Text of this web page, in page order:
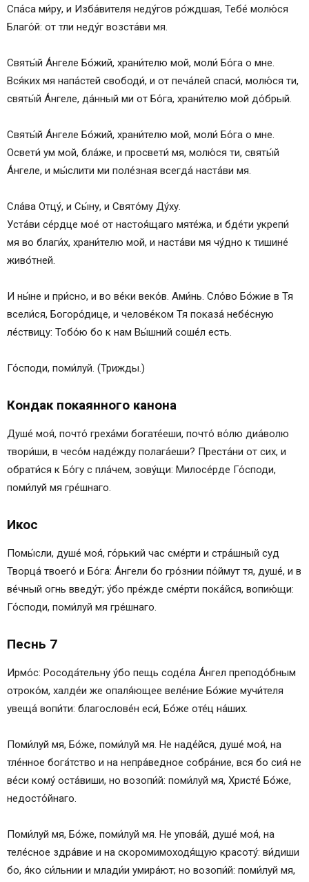
Спа́са ми́ру, и Изба́вителя неду́гов ро́ждшая, Тебе́ молю́ся
Благо́й: от тли неду́г возста́ви мя.
Святы́й А́нгеле Бо́жий, храни́телю мой, моли́ Бо́га о мне.
Вся́ких мя напа́стей свободи́, и от печа́лей спаси́, молю́ся ти,
святы́й А́нгеле, да́нный ми от Бо́га, храни́телю мой до́брый.
Святы́й А́нгеле Бо́жий, храни́телю мой, моли́ Бо́га о мне.
Освети́ ум мой, бла́же, и просвети́ мя, молю́ся ти, святы́й
А́нгеле, и мы́слити ми поле́зная всегда́ наста́ви мя.
Сла́ва Отцу́, и Сы́ну, и Свято́му Ду́ху.
Уста́ви се́рдце мое́ от настоя́щаго мяте́жа, и бде́ти укрепи́
мя во благи́х, храни́телю мой, и наста́ви мя чу́дно к тишине́
живо́тней.
И ны́не и при́сно, и во ве́ки веко́в. Ами́нь. Сло́во Бо́жие в Тя
всели́ся, Богоро́дице, и челове́ком Тя показа́ небе́сную
ле́ствицу: Тобо́ю бо к нам Вы́шний соше́л есть.
Го́споди, поми́луй. (Трижды.)
Кондак покаянного канона
Душе́ моя́, почто́ греха́ми богате́еши, почто́ во́лю диа́волю
твори́ши, в чесо́м наде́жду полага́еши? Преста́ни от сих, и
обрати́ся к Бо́гу с пла́чем, зову́щи: Милосе́рде Го́споди,
поми́луй мя гре́шнаго.
Икос
Помы́сли, душе́ моя́, го́рький час сме́рти и стра́шный суд
Творца́ твоего́ и Бо́га: А́нгели бо гро́знии по́ймут тя, душе́, и в
ве́чный огнь введу́т; у́бо пре́жде сме́рти пока́йся, вопию́щи:
Го́споди, поми́луй мя гре́шнаго.
Песнь 7
Ирмо́с: Росода́тельну у́бо пещь соде́ла А́нгел преподо́бным
отроко́м, халде́и же опаля́ющее веле́ние Бо́жие мучи́теля
увеща́ вопи́ти: благослове́н еси́, Бо́же оте́ц на́ших.
Поми́луй мя, Бо́же, поми́луй мя. Не наде́йся, душе́ моя́, на
тле́нное бога́тство и на непра́ведное собра́ние, вся бо сия́ не
ве́си кому́ оста́виши, но возопи́й: поми́луй мя, Христе́ Бо́же,
недосто́йнаго.
Поми́луй мя, Бо́же, поми́луй мя. Не упова́й, душе́ моя́, на
теле́сное здра́вие и на скоромимоходя́щую красоту́: ви́диши
бо, я́ко си́льнии и млади́и умира́ют; но возопи́й: поми́луй мя,